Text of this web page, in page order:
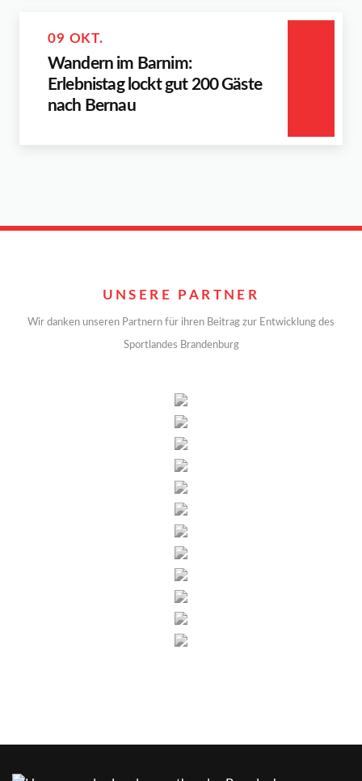
09 OKT.
Wandern im Barnim:
Erlebnistag lockt gut 200 Gäste
nach Bernau
UNSERE PARTNER
Wir danken unseren Partnern für ihren Beitrag zur Entwicklung des
Sportlandes Brandenburg